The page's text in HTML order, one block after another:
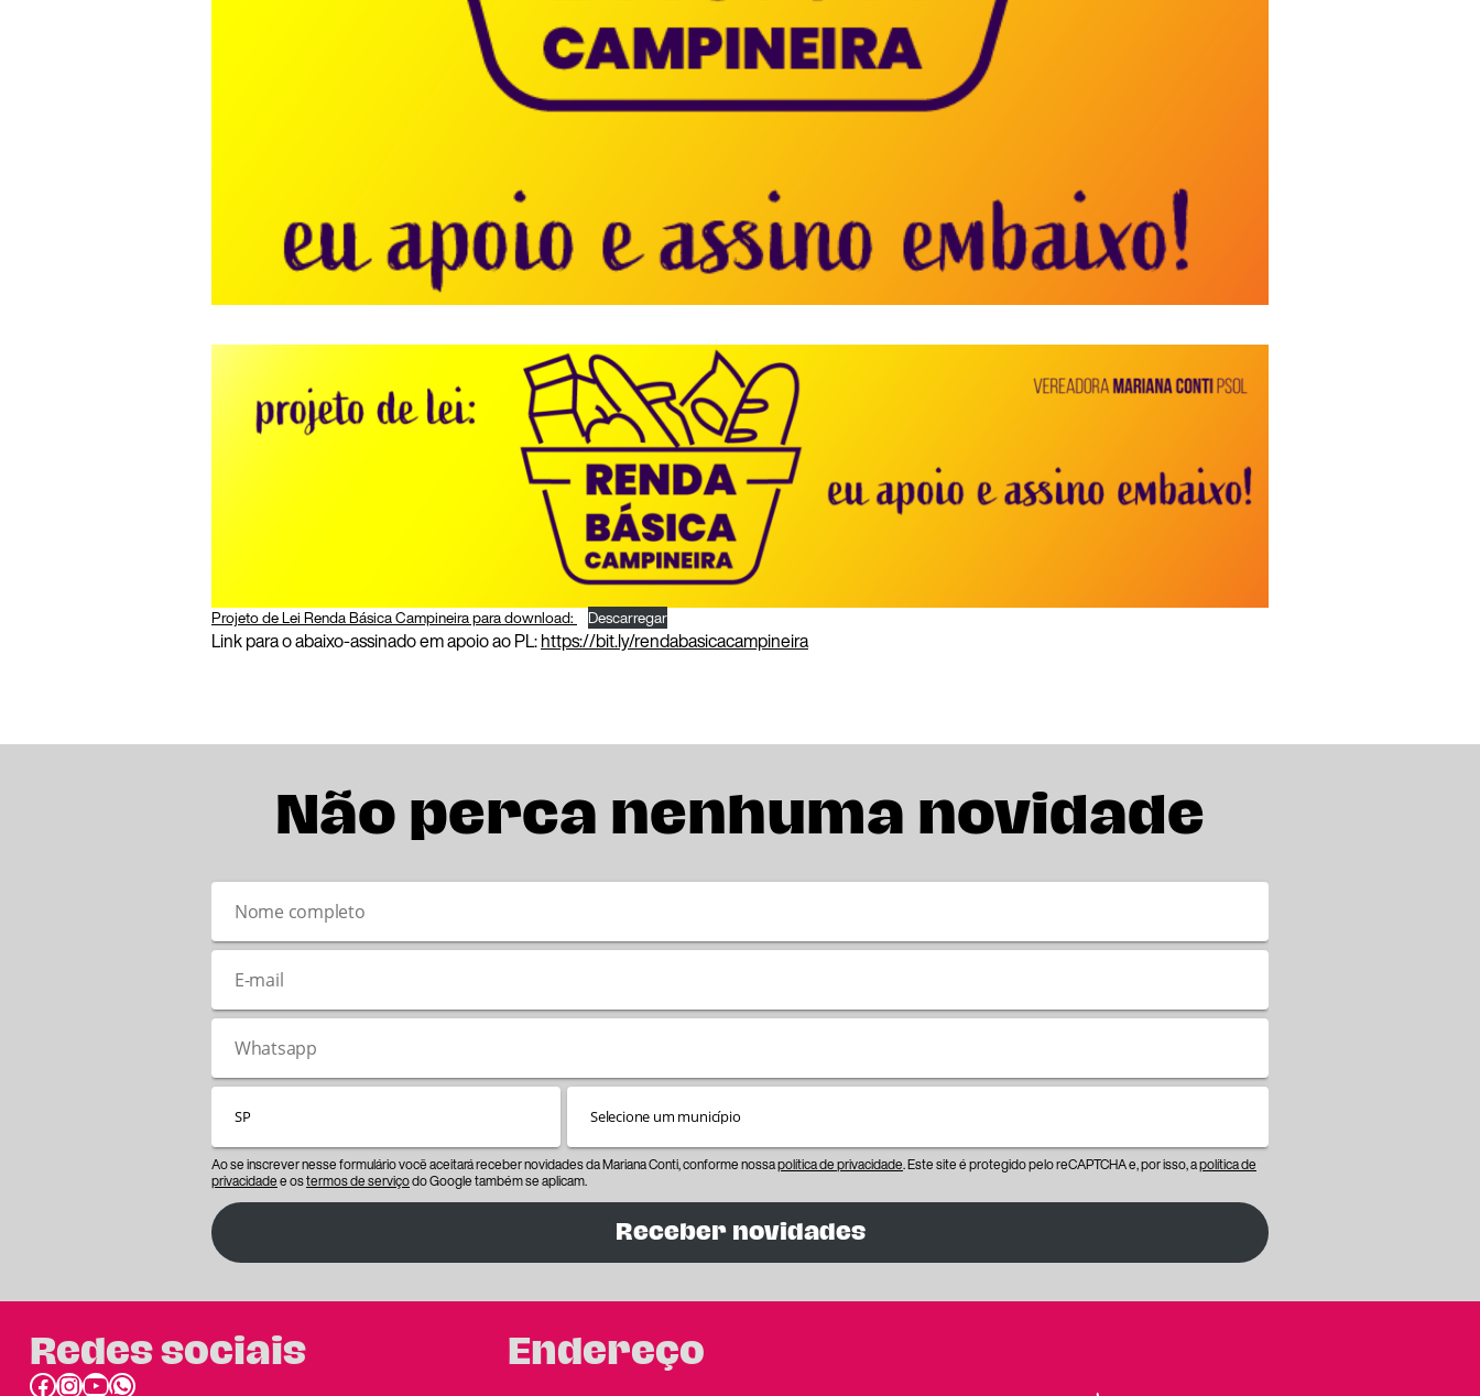
Projeto de Lei Renda Básica Campineira para download: Descarregar
Link para o abaixo-assinado em apoio ao PL:https://bit.ly/rendabasicacampineira
Não perca nenhuma novidade
Ao se inscrever nesse formulário você aceitará receber novidades da Mariana Conti, conforme nossapolítica de privacidade. Este site é protegido pelo reCAPTCHA e, por isso, apolítica de
privacidadee ostermos de serviçodo Google também se aplicam.
Receber novidades
Redes sociais
Facebook InstagramYoutube link do whatsapp
Endereço